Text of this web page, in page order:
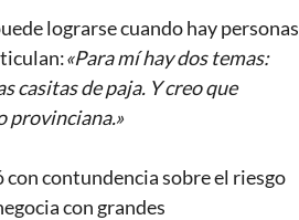
lograrse cuando hay personas
«Para mí hay dos temas:
casitas de paja. Y creo que
provinciana.»
contundencia sobre el riesgo
con grandes